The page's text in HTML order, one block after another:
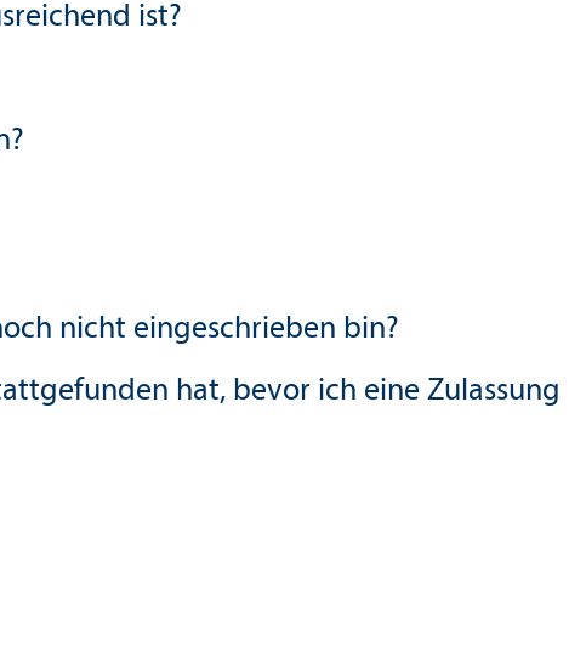
ist?
nicht eingeschrieben bin?
hat, bevor ich eine Zulassung